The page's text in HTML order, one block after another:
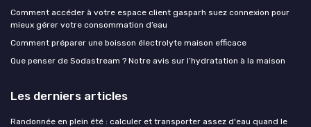
Comment accéder à votre espace client gasparh suez connexion pour
mieux gérer votre consommation d’eau
Comment préparer une boisson électrolyte maison efficace
Que penser de Sodastream ? Notre avis sur l’hydratation à la maison
Les derniers articles
Randonnée en plein été : calculer et transporter assez d'eau quand le